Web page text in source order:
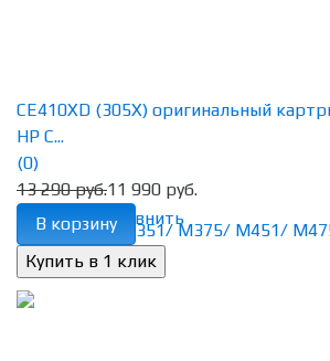
избранное сравнить
CE410XD (305X) оригинальный
HP C...
(0)
13 290 руб.11 990 руб.
В корзину